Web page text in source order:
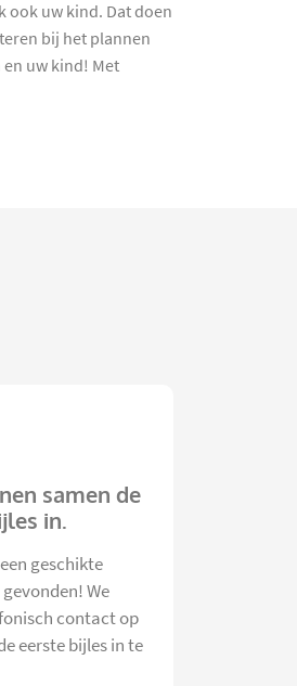
ook uw kind. Dat doen
bij het plannen
uw kind! Met
samen de
in.
geschikte
We
contact op
eerste bijles in te